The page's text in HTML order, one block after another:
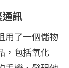
通訊
用了一個儲物
，包括氧化